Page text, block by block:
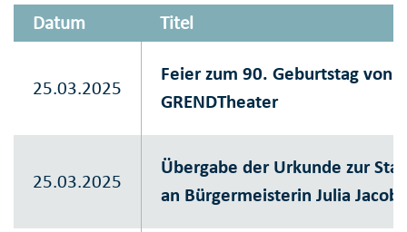
Datum Titel
25.03.2025
Feier zum 90. Geburtstag von
GRENDTheater
25.03.2025
Übergabe der Urkunde zur
an Bürgermeisterin Julia Jacob